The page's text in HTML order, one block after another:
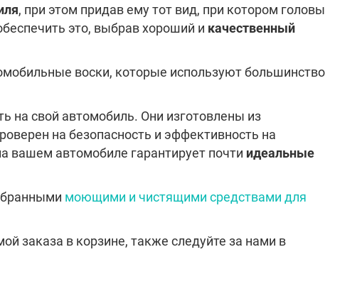
, при этом придав ему тот вид, при котором головы
это, выбрав хороший и качественный
воски, которые используют большинство
на свой автомобиль. Они изготовлены из
на безопасность и эффективность на
вашем автомобиле гарантирует почти идеальные
моющими и чистящими средствами для
заказа в корзине, также следуйте за нами в